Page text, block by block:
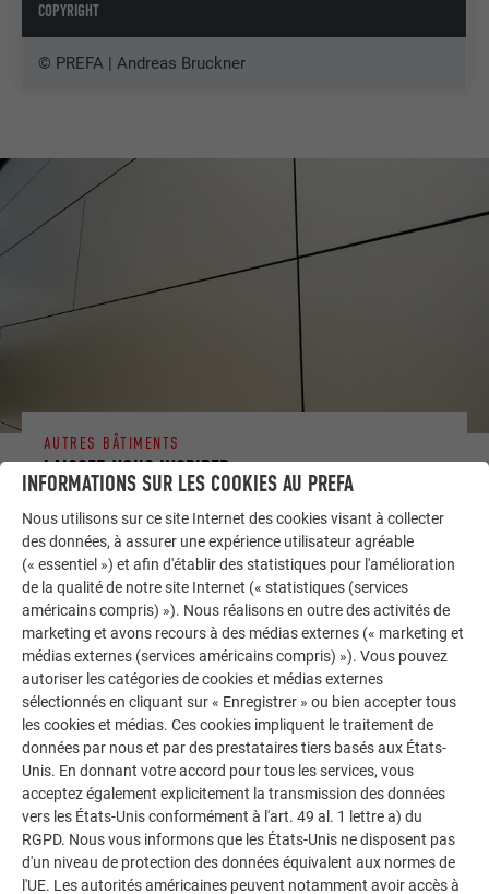
COPYRIGHT
© PREFA | Andreas Bruckner
LAISSEZ-VOUS INSPIRER
AUTRES BÂTIMENTS
La galerie de références PREFA démontre la
polyvalence de l’aluminium. Découvrez d’autres projets
impressionnants avec les solutions en aluminium
durables de PREFA pour toitures, systèmes solaires et
façades.
VOIR DAVANTAGE DE RÉFÉRENCES
INFORMATIONS SUR LES COOKIES AU PREFA
Nous utilisons sur ce site Internet des cookies visant à collecter
des données, à assurer une expérience utilisateur agréable
(« essentiel ») et afin d'établir des statistiques pour l'amélioration
de la qualité de notre site Internet (« statistiques (services
américains compris) »). Nous réalisons en outre des activités de
marketing et avons recours à des médias externes (« marketing et
médias externes (services américains compris) »). Vous pouvez
autoriser les catégories de cookies et médias externes
sélectionnés en cliquant sur « Enregistrer » ou bien accepter tous
les cookies et médias. Ces cookies impliquent le traitement de
données par nous et par des prestataires tiers basés aux États-
Unis. En donnant votre accord pour tous les services, vous
acceptez également explicitement la transmission des données
vers les États-Unis conformément à l'art. 49 al. 1 lettre a) du
RGPD. Nous vous informons que les États-Unis ne disposent pas
d'un niveau de protection des données équivalent aux normes de
l'UE. Les autorités américaines peuvent notamment avoir accès à